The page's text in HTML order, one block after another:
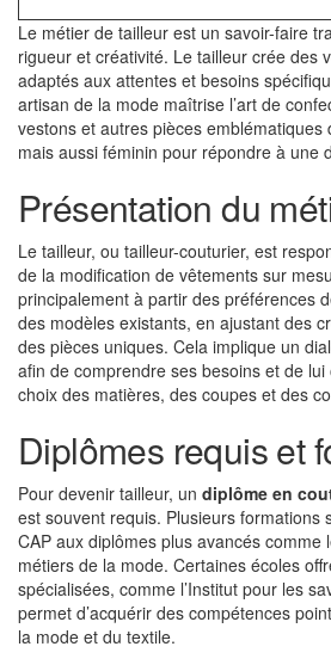
Le métier de tailleur est un savoir-faire
rigueur et créativité. Le tailleur crée des
adaptés aux attentes et besoins
artisan de la mode maîtrise l’art de
vestons et autres pièces emblématiques
mais aussi féminin pour répondre à une
Présentation du
Le tailleur, ou tailleur-couturier, est
de la modification de vêtements sur
principalement à partir des préférences
des modèles existants, en ajustant des
des pièces uniques. Cela implique un
afin de comprendre ses besoins et de
choix des matières, des coupes et des
Diplômes requis et
Pour devenir tailleur, un diplôme en
est souvent requis. Plusieurs formations
CAP aux diplômes plus avancés comme
métiers de la mode. Certaines écoles
spécialisées, comme l’Institut pour les
permet d’acquérir des compétences
la mode et du textile.